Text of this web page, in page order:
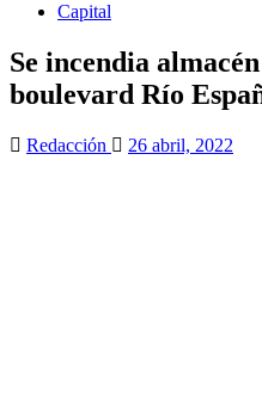
Capital
Se incendia
boulevard Río
Redacción 26 abril, 2022